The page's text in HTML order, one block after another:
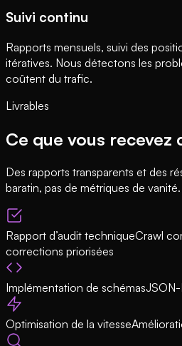
Suivi continu
Rapports mensuels, suivi des
itératives. Nous détectons les
coûtent du trafic.
Livrables
Ce que vous recevez
Des rapports transparents et des
baratin, pas de métriques de vanité.
Rapport d’audit techniqueCrawl
corrections priorisées
Implémentation de schémasJSON-
Optimisation de la vitesse